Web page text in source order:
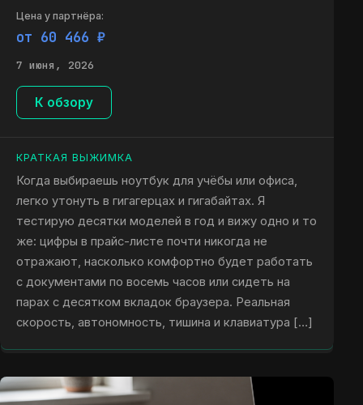
Цена у партнёра:
от 60 466 ₽
7 июня, 2026
К обзору
КРАТКАЯ ВЫЖИМКА
Когда выбираешь ноутбук для учёбы или офиса,
легко утонуть в гигагерцах и гигабайтах. Я
тестирую десятки моделей в год и вижу одно и то
же: цифры в прайс-листе почти никогда не
отражают, насколько комфортно будет работать
с документами по восемь часов или сидеть на
парах с десятком вкладок браузера. Реальная
скорость, автономность, тишина и клавиатура […]